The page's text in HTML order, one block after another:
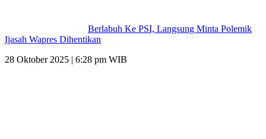
Berlabuh Ke PSI, Langsung Minta Polemik
Ijasah Wapres Dihentikan
28 Oktober 2025 | 6:28 pm WIB